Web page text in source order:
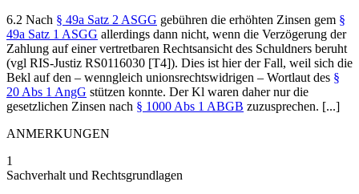
6.2 Nach § 49a Satz 2 ASGG gebühren die erhöhten Zinsen gem §
49a Satz 1 ASGG allerdings dann nicht, wenn die Verzögerung der
Zahlung auf einer vertretbaren Rechtsansicht des Schuldners beruht
(vgl RIS-Justiz RS0116030 [T4]). Dies ist hier der Fall, weil sich die
Bekl auf den – wenngleich unionsrechtswidrigen – Wortlaut des §
20 Abs 1 AngG stützen konnte. Der Kl waren daher nur die
gesetzlichen Zinsen nach § 1000 Abs 1 ABGB zuzusprechen. [...]
ANMERKUNGEN
1
Sachverhalt und Rechtsgrundlagen